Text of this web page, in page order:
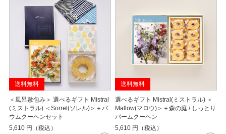
送料無料
＜風呂敷包み＞ 選べるギフト Mistral
(ミストラル) ＜Sorrel(ソレル)＞＋バ
ウムクーヘンセット
5,610 円（税込）
送料無料
選べるギフト Mistral(ミストラル) ＜
Mallow(マロウ)＞＋森の庭 / しっとり
バームクーヘン
5,610 円（税込）